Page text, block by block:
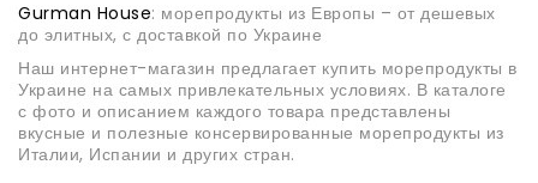
Gurman House: морепродукты из Европы – от дешевых
до элитных, с доставкой по Украине
Наш интернет-магазин предлагает купить морепродукты в
Украине на самых привлекательных условиях. В каталоге
с фото и описанием каждого товара представлены
вкусные и полезные консервированные морепродукты из
Италии, Испании и других стран.